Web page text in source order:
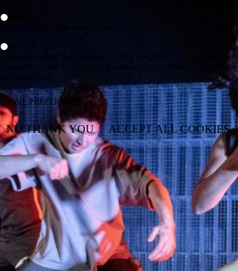
These are cookies that enable us to know how many times a given
information solely to improve the content of our website. These
their placement.
SAVE PREFERENCES
NO THANK YOU ACCEPT ALL COOKIES
WITHDRAW CONSENT